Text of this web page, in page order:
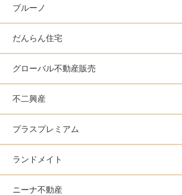
ブルーノ
だんらん住宅
グローバル不動産販売
不二興産
プラスプレミアム
ランドメイト
ニーナ不動産